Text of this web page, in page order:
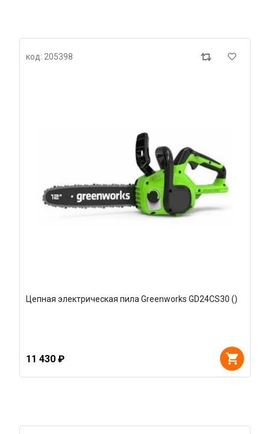
код: 205398
Цепная электрическая пила Greenworks GD24CS30 ()
11 430 ₽